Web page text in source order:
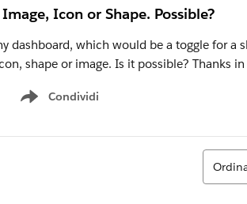
Icon or Shape. Possible?
dashboard, which would be a toggle for a
shape or image. Is it possible? Thanks in
Condividi
Show menu
Ordina